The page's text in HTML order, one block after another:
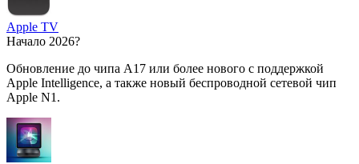
Apple TV
Начало 2026?
Обновление до чипа A17 или более нового с поддержкой
Apple Intelligence, а также новый беспроводной сетевой чип
Apple N1.